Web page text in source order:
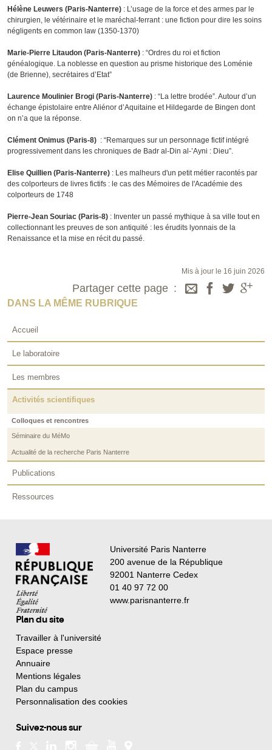
Hélène Leuwers (Paris-Nanterre) : L’usage de la force et des armes par le
chirurgien, le vétérinaire et le maréchal-ferrant : une fiction pour dire les soins
négligents en common law (1350-1370)
Marie-Pierre Litaudon (Paris-Nanterre) : “Ordres du roi et fiction
généalogique. La noblesse en question au prisme historique des Loménie
(de Brienne), secrétaires d’Etat”
Laurence Moulinier Brogi (Paris-Nanterre) : “La lettre brodée”. Autour d’un
échange épistolaire entre Aliénor d’Aquitaine et Hildegarde de Bingen dont
on n’a que la réponse.
Clément Onimus (Paris-8) : “Remarques sur un personnage fictif intégré
progressivement dans les chroniques de Badr al-Din al-’Ayni : Dieu”.
Elise Quillien (Paris-Nanterre) : Les malheurs d'un petit métier racontés par
des colporteurs de livres fictifs : le cas des Mémoires de l'Académie des
colporteurs de 1748
Pierre-Jean Souriac (Paris-8) : Inventer un passé mythique à sa ville tout en
collectionnant les preuves de son antiquité : les érudits lyonnais de la
Renaissance et la mise en récit du passé.
Mis à jour le 16 juin 2026
Partager cette page
DANS LA MÊME RUBRIQUE
Accueil
Le laboratoire
Les membres
Activités scientifiques
Colloques et rencontres
Séminaire du MéMo
Actualité de la recherche Paris Nanterre
Publications
Ressources
Université Paris Nanterre
200 avenue de la République
92001 Nanterre Cedex
01 40 97 72 00
www.parisnanterre.fr
Plan du site
Travailler à l'université
Espace presse
Annuaire
Mentions légales
Plan du campus
Personnalisation des cookies
Suivez-nous sur